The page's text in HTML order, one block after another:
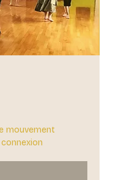
mouvement